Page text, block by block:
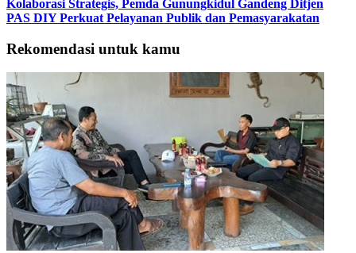
Kolaborasi Strategis, Pemda Gunungkidul Gandeng Ditjen
PAS DIY Perkuat Pelayanan Publik dan Pemasyarakatan
Rekomendasi untuk kamu